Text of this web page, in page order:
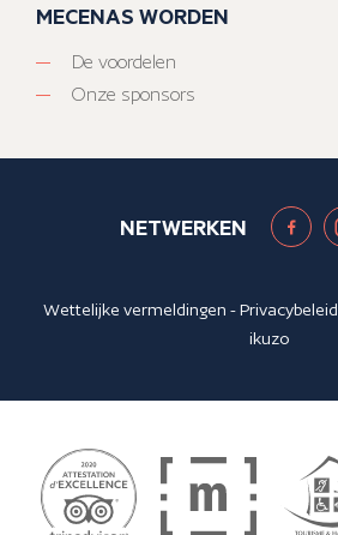
MECENAS WORDEN
De voordelen
Onze sponsors
NETWERKEN
Wettelijke vermeldingen -Privacybeleid
ikuzo